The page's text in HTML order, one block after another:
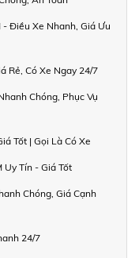
- Điều Xe Nhanh, Giá Ưu
Rẻ, Có Xe Ngay 24/7
Chóng, Phục Vụ
Tốt | Gọi Là Có Xe
Uy Tín - Giá Tốt
Chóng, Giá Cạnh
24/7